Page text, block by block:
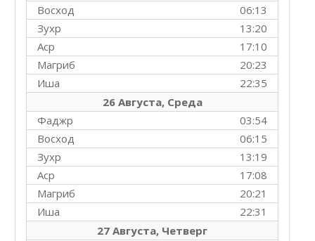
06:13
Восход
13:20
Зухр
17:10
Аср
20:23
Магриб
22:35
Иша
26 Августа, Среда
03:54
Фаджр
06:15
Восход
13:19
Зухр
17:08
Аср
20:21
Магриб
22:31
Иша
27 Августа, Четверг